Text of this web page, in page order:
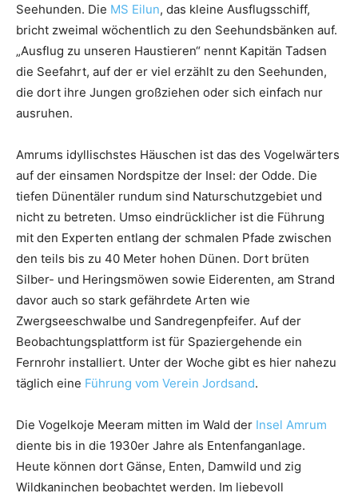
Seehunden. Die MS Eilun, das kleine Ausflugsschiff,
bricht zweimal wöchentlich zu den Seehundsbänken auf.
„Ausflug zu unseren Haustieren“ nennt Kapitän Tadsen
die Seefahrt, auf der er viel erzählt zu den Seehunden,
die dort ihre Jungen großziehen oder sich einfach nur
ausruhen.
Amrums idyllischstes Häuschen ist das des Vogelwärters
auf der einsamen Nordspitze der Insel: der Odde. Die
tiefen Dünentäler rundum sind Naturschutzgebiet und
nicht zu betreten. Umso eindrücklicher ist die Führung
mit den Experten entlang der schmalen Pfade zwischen
den teils bis zu 40 Meter hohen Dünen. Dort brüten
Silber- und Heringsmöwen sowie Eiderenten, am Strand
davor auch so stark gefährdete Arten wie
Zwergseeschwalbe und Sandregenpfeifer. Auf der
Beobachtungsplattform ist für Spaziergehende ein
Fernrohr installiert. Unter der Woche gibt es hier nahezu
täglich eine Führung vom Verein Jordsand.
Die Vogelkoje Meeram mitten im Wald der Insel Amrum
diente bis in die 1930er Jahre als Entenfanganlage.
Heute können dort Gänse, Enten, Damwild und zig
Wildkaninchen beobachtet werden. Im liebevoll